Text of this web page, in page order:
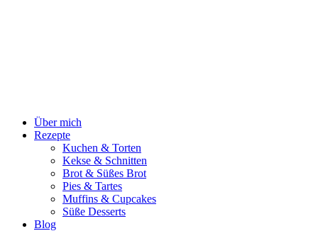
Über mich
Rezepte
Kuchen & Torten
Kekse & Schnitten
Brot & Süßes Brot
Pies & Tartes
Muffins & Cupcakes
Süße Desserts
Blog